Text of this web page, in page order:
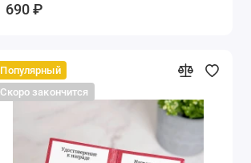
690 ₽
Популярный
Скоро закончится